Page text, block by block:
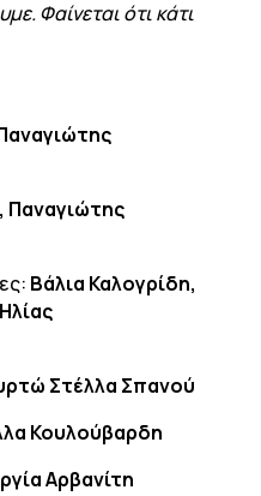
Φαίνεται ότι κάτι
Παναγιώτης
Βάλια Καλογρίδη,
Ηλίας
Στέλλα Σπανού
Κουλούβαρδη
Αρβανίτη